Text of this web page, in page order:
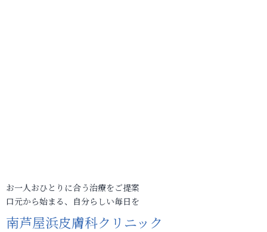
お一人おひとりに合う治療をご提案
口元から始まる、自分らしい毎日を
南芦屋浜皮膚科クリニック